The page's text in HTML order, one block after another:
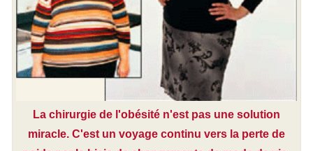
La chirurgie de l'obésité n'est pas une solution
miracle. C'est un voyage continu vers la perte de